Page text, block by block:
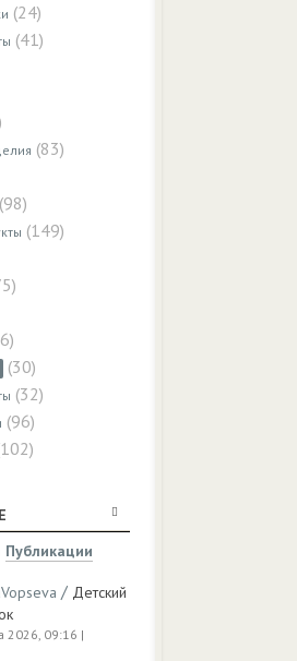
(24)
(41)
(83)
(98)
(149)
(30)
(32)
(96)
Публикации
/ Детский
2026, 09:16 |